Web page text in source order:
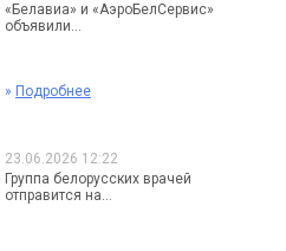
«Белавиа» и «АэроБелСервис»
объявили...
» Подробнее
23.06.2026 12:22
Группа белорусских врачей
отправится на...